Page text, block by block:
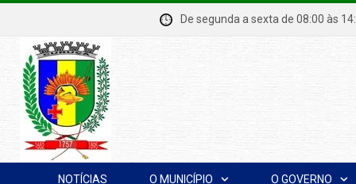
De segunda a sexta de 08:00
NOTÍCIAS O MUNICÍPIO O GOVERNO